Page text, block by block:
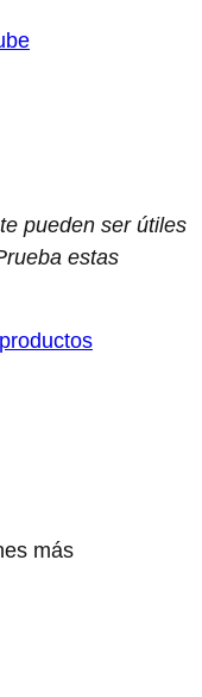
pueden ser útiles
estas
más